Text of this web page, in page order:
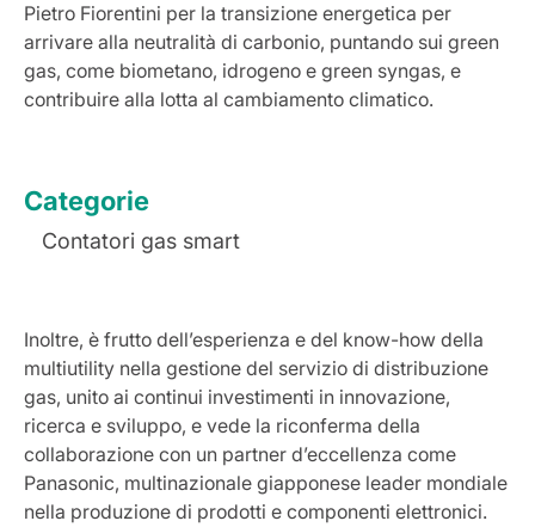
Pietro Fiorentini per la transizione energetica per
arrivare alla neutralità di carbonio, puntando sui green
gas, come biometano, idrogeno e green syngas, e
contribuire alla lotta al cambiamento climatico.
Categorie
Contatori gas smart
Inoltre, è frutto dell’esperienza e del know-how della
multiutility nella gestione del servizio di distribuzione
gas, unito ai continui investimenti in innovazione,
ricerca e sviluppo, e vede la riconferma della
collaborazione con un partner d’eccellenza come
Panasonic, multinazionale giapponese leader mondiale
nella produzione di prodotti e componenti elettronici.